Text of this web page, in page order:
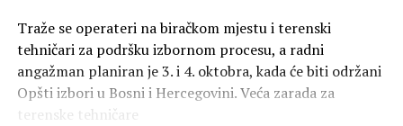
Traže se operateri na biračkom mjestu i terenski
tehničari za podršku izbornom procesu, a radni
angažman planiran je 3. i 4. oktobra, kada će biti održani
Opšti izbori u Bosni i Hercegovini. Veća zarada za
terenske tehničare